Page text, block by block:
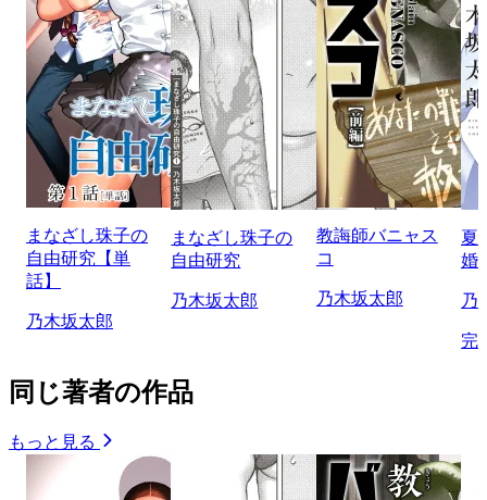
まなざし珠子の
自由研究【単
話】
乃木坂太郎
まなざし珠子の
自由研究
乃木坂太郎
教誨師バニャス
コ
乃木坂太郎
夏
婚
乃
完
同じ著者の作品
もっと見る